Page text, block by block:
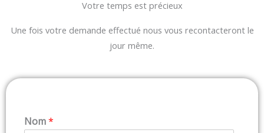
Votre temps est précieux
Une fois votre demande effectué nous vous recontacteront le
jour même.
Nom*